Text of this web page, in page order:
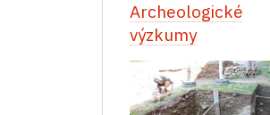
Archeologické
výzkumy